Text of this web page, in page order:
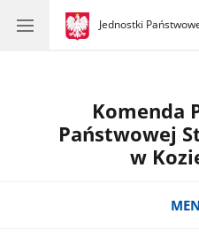
gov.pl
Jednostki
gov.pl
Jednostki
Komenda
Państwowej
w